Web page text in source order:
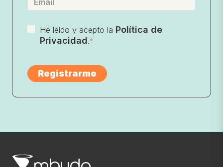
He leído y acepto la Política de
Privacidad.*